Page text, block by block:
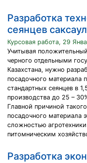
Разработка
сеянцев
Курсовая работа, 29
Учитывая
черного отдельными
Казахстана, нужно
посадочного материала
стандартных сеянцев в
производства до 25 –
Главной причиной
посадочного материала
сложностью
питомническим
Разработка